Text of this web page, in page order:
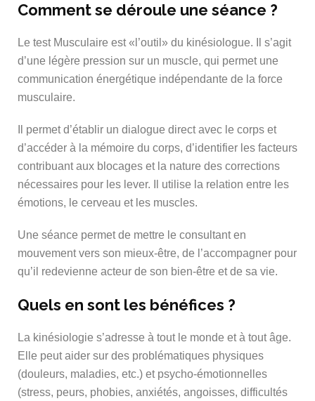
Comment se déroule une séance ?
Le test Musculaire est «l’outil» du kinésiologue. Il s’agit
d’une légère pression sur un muscle, qui permet une
communication énergétique indépendante de la force
musculaire.
Il permet d’établir un dialogue direct avec le corps et
d’accéder à la mémoire du corps, d’identifier les facteurs
contribuant aux blocages et la nature des corrections
nécessaires pour les lever. Il utilise la relation entre les
émotions, le cerveau et les muscles.
Une séance permet de mettre le consultant en
mouvement vers son mieux-être, de l’accompagner pour
qu’il redevienne acteur de son bien-être et de sa vie.
Quels en sont les bénéfices ?
La kinésiologie s’adresse à tout le monde et à tout âge.
Elle peut aider sur des problématiques physiques
(douleurs, maladies, etc.) et psycho-émotionnelles
(stress, peurs, phobies, anxiétés, angoisses, difficultés